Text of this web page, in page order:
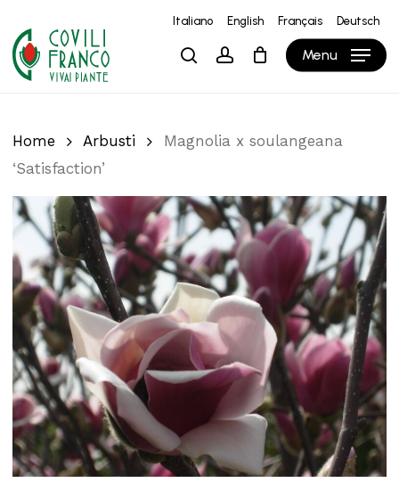
main
content
Italiano English Français Deutsch
searchaccount Menu
Carrello Close
Cart
Home Arbusti
Magnolia x soulangeana
‘Satisfaction’